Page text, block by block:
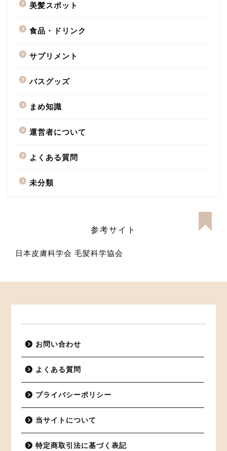
美髪スポット
食品・ドリンク
サプリメント
バスグッズ
まめ知識
運営者について
よくある質問
未分類
参考サイト
日本皮膚科学会 毛髪科学協会
お問い合わせ
よくある質問
プライバシーポリシー
当サイトについて
特定商取引法に基づく表記